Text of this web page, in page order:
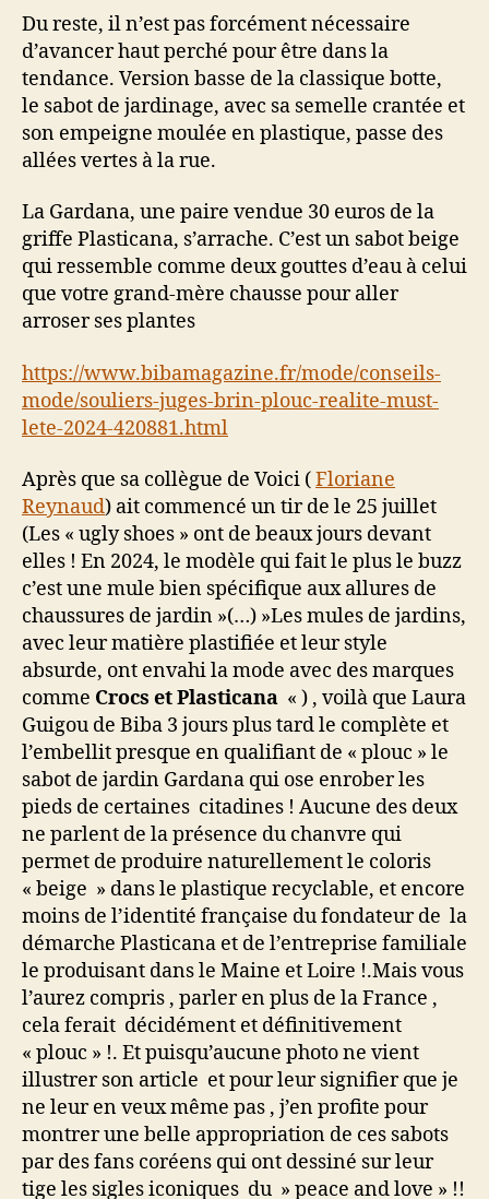
Du reste, il n’est pas forcément nécessaire
d’avancer haut perché pour être dans la
tendance. Version basse de la classique botte,
le sabot de jardinage, avec sa semelle crantée et
son empeigne moulée en plastique, passe des
allées vertes à la rue.
La Gardana, une paire vendue 30 euros de la
griffe Plasticana, s’arrache. C’est un sabot beige
qui ressemble comme deux gouttes d’eau à celui
que votre grand-mère chausse pour aller
arroser ses plantes
https://www.bibamagazine.fr/mode/conseils-
mode/souliers-juges-brin-plouc-realite-must-
lete-2024-420881.html
Après que sa collègue de Voici (Floriane
Reynaud) ait commencé un tir de le 25 juillet
(Les « ugly shoes » ont de beaux jours devant
elles ! En 2024, le modèle qui fait le plus le buzz
c’est une mule bien spécifique aux allures de
chaussures de jardin »(…) »Les mules de jardins,
avec leur matière plastifiée et leur style
absurde, ont envahi la mode avec des marques
comme Crocs et Plasticana « ) , voilà que Laura
Guigou de Biba 3 jours plus tard le complète et
l’embellit presque en qualifiant de « plouc » le
sabot de jardin Gardana qui ose enrober les
pieds de certaines citadines ! Aucune des deux
ne parlent de la présence du chanvre qui
permet de produire naturellement le coloris
« beige » dans le plastique recyclable, et encore
moins de l’identité française du fondateur de la
démarche Plasticana et de l’entreprise familiale
le produisant dans le Maine et Loire !.Mais vous
l’aurez compris , parler en plus de la France ,
cela ferait décidément et définitivement
« plouc » !. Et puisqu’aucune photo ne vient
illustrer son article et pour leur signifier que je
ne leur en veux même pas , j’en profite pour
montrer une belle appropriation de ces sabots
par des fans coréens qui ont dessiné sur leur
tige les sigles iconiques du » peace and love » !!